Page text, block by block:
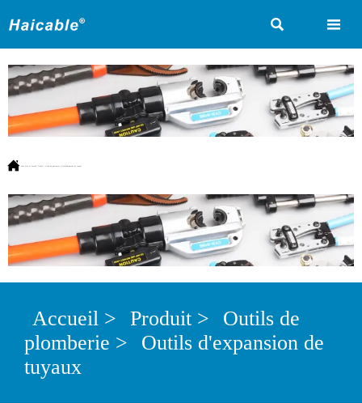
 
 Produit
Accueil > Produit >
Outils de
plomberie >
Outils d'expansion de
tuyaux